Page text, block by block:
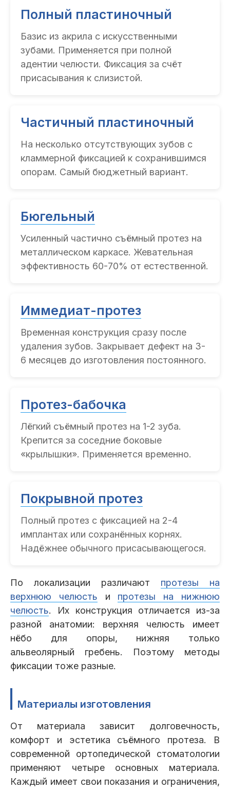
Полный пластиночный
Базис из акрила с искусственными
зубами. Применяется при полной
адентии челюсти. Фиксация за счёт
присасывания к слизистой.
Частичный пластиночный
На несколько отсутствующих зубов с
кламмерной фиксацией к сохранившимся
опорам. Самый бюджетный вариант.
Бюгельный
Усиленный частично съёмный протез на
металлическом каркасе. Жевательная
эффективность 60-70% от естественной.
Иммедиат-протез
Временная конструкция сразу после
удаления зубов. Закрывает дефект на 3-
6 месяцев до изготовления постоянного.
Протез-бабочка
Лёгкий съёмный протез на 1-2 зуба.
Крепится за соседние боковые
«крылышки». Применяется временно.
Покрывной протез
Полный протез с фиксацией на 2-4
имплантах или сохранённых корнях.
Надёжнее обычного присасывающегося.
По локализации различают протезы на
верхнюю челюсть и протезы на нижнюю
челюсть. Их конструкция отличается из-за
разной анатомии: верхняя челюсть имеет
нёбо для опоры, нижняя только
альвеолярный гребень. Поэтому методы
фиксации тоже разные.
Материалы изготовления
От материала зависит долговечность,
комфорт и эстетика съёмного протеза. В
современной ортопедической стоматологии
применяют четыре основных материала.
Каждый имеет свои показания и ограничения,